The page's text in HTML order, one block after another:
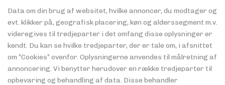
Data om din brug af websitet, hvilke annoncer, du modtager og
evt. klikker på, geografisk placering, køn og alderssegment m.v.
videregives til tredjeparter i det omfang disse oplysninger er
kendt. Du kan se hvilke tredjeparter, der er tale om, i afsnittet
om ”Cookies” ovenfor. Oplysningerne anvendes til målretning af
annoncering. Vi benytter herudover en række tredjeparter til
opbevaring og behandling af data. Disse behandler